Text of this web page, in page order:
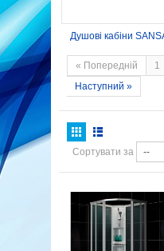
Душові кабіни
« Попередній 1
Наступний »
Сортувати за